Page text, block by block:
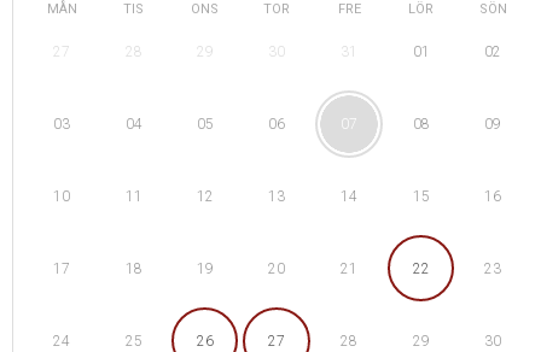
MÅN TIS ONS TOR FRE LÖR SÖN
27 28 29 30 31 01 02
03 04 05 06 07 08 09
10 11 12 13 14 15 16
17 18 19 20 21 22 23
24 25 26 27 28 29 30